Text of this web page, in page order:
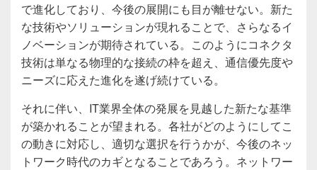
で進化しており、今後の展開にも目が離せない。新た
な技術やソリューションが現れることで、さらなるイ
ノベーションが期待されている。このようにコネクタ
技術は単なる物理的な接続の枠を超え、通信優先度や
ニーズに応えた進化を遂げ続けている。
それに伴い、IT業界全体の発展を見越した新たな基準
が築かれることが望まれる。各社がどのようにしてこ
の動きに対応し、適切な選択を行うかが、今後のネッ
トワーク時代のカギとなることであろう。ネットワー